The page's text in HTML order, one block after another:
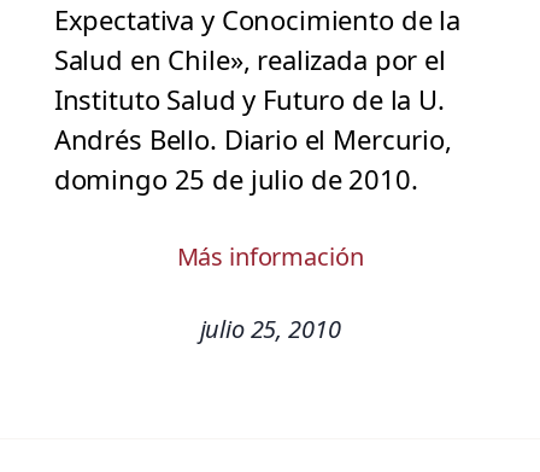
Expectativa y Conocimiento de la
Salud en Chile», realizada por el
Instituto Salud y Futuro de la U.
Andrés Bello. Diario el Mercurio,
domingo 25 de julio de 2010.
Más información
julio 25, 2010